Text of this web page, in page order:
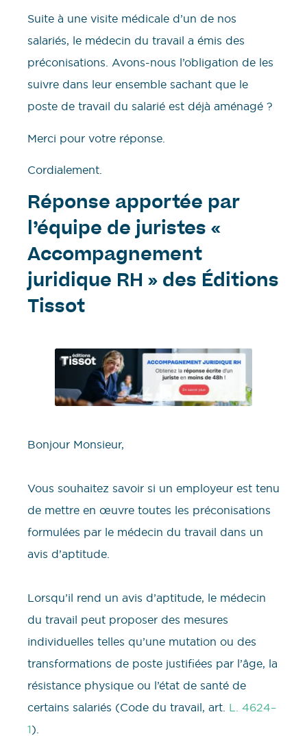
Suite à une visite médicale d’un de nos
salariés, le médecin du travail a émis des
préconisations. Avons-nous l’obligation de les
suivre dans leur ensemble sachant que le
poste de travail du salarié est déjà aménagé ?
Merci pour votre réponse.
Cordialement.
Réponse apportée par
l’équipe de juristes «
Accompagnement
juridique RH » des Éditions
Tissot
Bonjour Monsieur,
Vous souhaitez savoir si un employeur est tenu
de mettre en œuvre toutes les préconisations
formulées par le médecin du travail dans un
avis d’aptitude.
Lorsqu’il rend un avis d’aptitude, le médecin
du travail peut proposer des mesures
individuelles telles qu’une mutation ou des
transformations de poste justifiées par l’âge, la
résistance physique ou l’état de santé de
certains salariés (Code du travail, art. L. 4624–
1).